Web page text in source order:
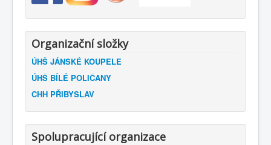
Organizační složky
ÚHŠ JÁNSKÉ KOUPELE
ÚHŠ BÍLÉ POLIČANY
CHH PŘIBYSLAV
Spolupracující organizace